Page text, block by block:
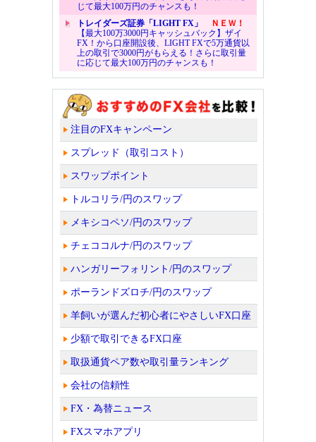
じて最大100万円のチャンスも！
トレイダーズ証券「LIGHT FX」
ＮＥＷ！
【最大100万3000円キャッシュバック】ザイ
FX！から口座開設後、LIGHT FXで5万通貨以
上の取引で3000円がもらえる！さらに取引量
に応じて最大100万円のチャンスも！
注目のFXキャンペーン
スプレッド（取引コスト）
スワップポイント
トルコリラ/円のスワップ
メキシコペソ/円のスワップ
チェココルナ/円のスワップ
ハンガリーフォリント/円のスワップ
ポーランドズロチ/円のスワップ
羊飼いが選んだ初心者にやさしいFX口座
少額で取引できるFX口座
取扱通貨ペア数や取引量ランキング
会社の信頼性
FX・為替ニュース
FXスマホアプリ